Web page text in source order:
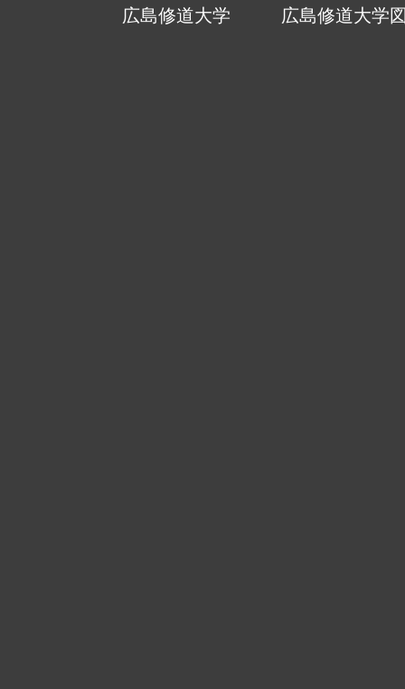
広島修道大学 広島修道大学